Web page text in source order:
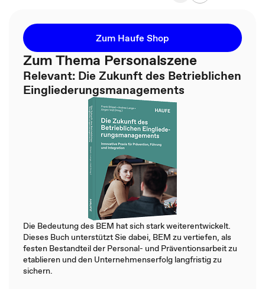
Zum Haufe Shop
Zum Thema Personalszene
Relevant: Die Zukunft des Betrieblichen
Eingliederungsmanagements
Die Bedeutung des BEM hat sich stark weiterentwickelt.
Dieses Buch unterstützt Sie dabei, BEM zu vertiefen, als
festen Bestandteil der Personal- und Präventionsarbeit zu
etablieren und den Unternehmenserfolg langfristig zu
sichern.